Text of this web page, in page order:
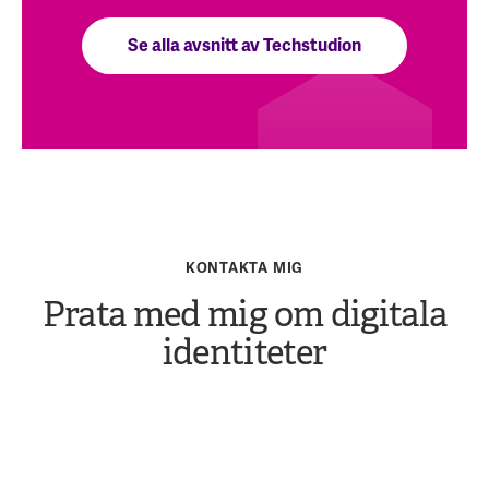
Se alla avsnitt av Techstudion
KONTAKTA MIG
Prata med mig om digitala
identiteter